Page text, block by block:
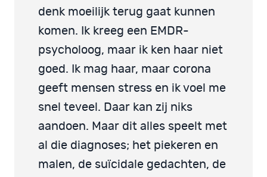
denk moeilijk terug gaat kunnen
komen. Ik kreeg een EMDR-
psycholoog, maar ik ken haar niet
goed. Ik mag haar, maar corona
geeft mensen stress en ik voel me
snel teveel. Daar kan zij niks
aandoen. Maar dit alles speelt met
al die diagnoses; het piekeren en
malen, de suïcidale gedachten, de